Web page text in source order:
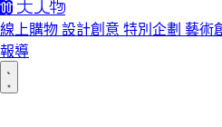
線上購物 設計創意 特別企劃 藝術
報導